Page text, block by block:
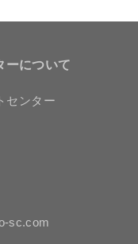
ーについて
センター
sc.com